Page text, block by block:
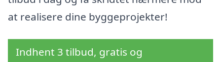
at realisere dine byggeprojekter!
Indhent 3 tilbud, gratis og